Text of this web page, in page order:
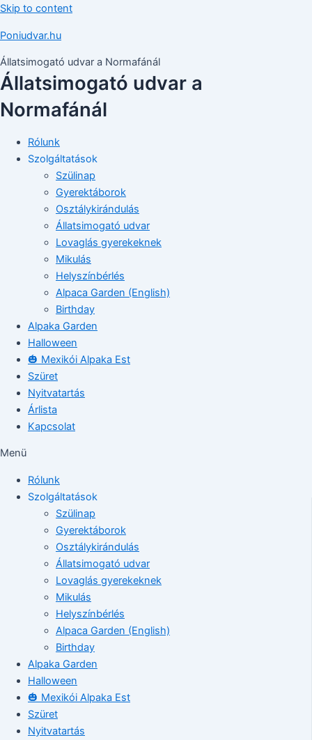
Skip to content
Poniudvar.hu
Állatsimogató udvar a Normafánál
Állatsimogató udvar a
Normafánál
Rólunk
Szolgáltatások
Szülinap
Gyerektáborok
Osztálykirándulás
Állatsimogató udvar
Lovaglás gyerekeknek
Mikulás
Helyszínbérlés
Alpaca Garden (English)
Birthday
Alpaka Garden
Halloween
🎃 Mexikói Alpaka Est
Szüret
Nyitvatartás
Árlista
Kapcsolat
Menü
Rólunk
Szolgáltatások
Szülinap
Gyerektáborok
Osztálykirándulás
Állatsimogató udvar
Lovaglás gyerekeknek
Mikulás
Helyszínbérlés
Alpaca Garden (English)
Birthday
Alpaka Garden
Halloween
🎃 Mexikói Alpaka Est
Szüret
Nyitvatartás